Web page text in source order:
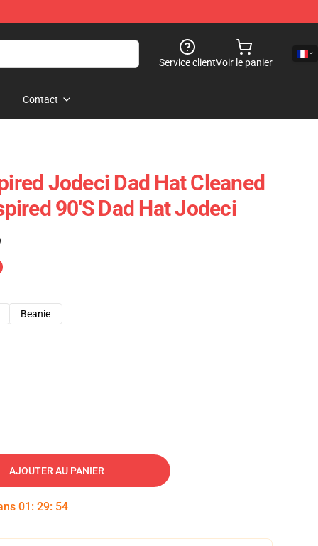
Service clientVoir le panier
Contact
Jodeci Dad Hat Cleaned
90's Dad Hat Jodeci
Beanie
AJOUTER AU PANIER
01 : 29: 53